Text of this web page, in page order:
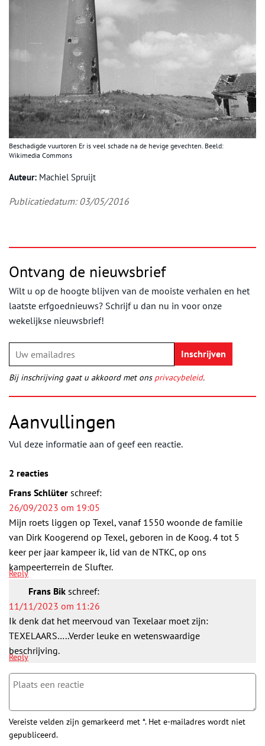
Beschadigde vuurtoren Er is veel schade na de hevige gevechten. Beeld:
Wikimedia Commons
Auteur: Machiel Spruijt
Publicatiedatum: 03/05/2016
Ontvang de nieuwsbrief
Wilt u op de hoogte blijven van de mooiste verhalen en het
laatste erfgoednieuws? Schrijf u dan nu in voor onze
wekelijkse nieuwsbrief!
Bij inschrijving gaat u akkoord met ons privacybeleid.
Aanvullingen
Vul deze informatie aan of geef een reactie.
2 reacties
Frans Schlüter schreef:
26/09/2023 om 19:05
Mijn roets liggen op Texel, vanaf 1550 woonde de familie
van Dirk Koogerend op Texel, geboren in de Koog. 4 tot 5
keer per jaar kampeer ik, lid van de NTKC, op ons
kampeerterrein de Slufter.
Reply
Frans Bik schreef:
11/11/2023 om 11:26
Ik denk dat het meervoud van Texelaar moet zijn:
TEXELAARS…..Verder leuke en wetenswaardige
beschrijving.
Reply
Vereiste velden zijn gemarkeerd met *. Het e-mailadres wordt niet
gepubliceerd.